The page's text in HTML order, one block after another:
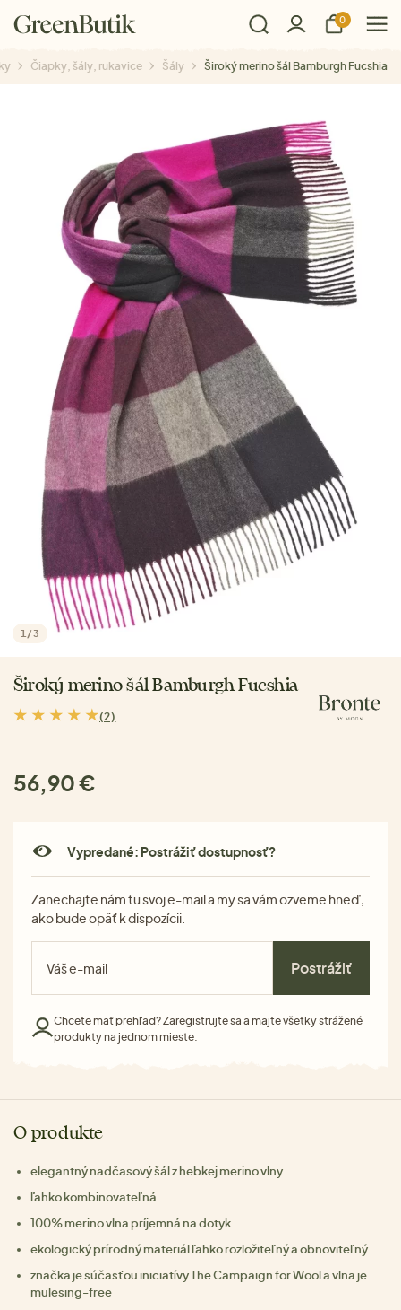
0
Čiapky, šály, rukavice Šály Široký merino šál Bamburgh Fucshia
1 /3
Široký merino šál Bamburgh Fucshia
(2)
56,90 €
Vypredané: Postrážiť dostupnosť?
Zanechajte nám tu svoj e-mail a my sa vám ozveme hneď,
ako bude opäť k dispozícii.
Postrážiť
Chcete mať prehľad?Zaregistrujte sa a majte všetky strážené
produkty na jednom mieste.
O produkte
elegantný nadčasový šál z hebkej merino vlny
ľahko kombinovateľná
100% merino vlna príjemná na dotyk
ekologický prírodný materiál ľahko rozložiteľný a obnoviteľný
značka je súčasťou iniciatívy The Campaign for Wool a vlna je
mulesing-free